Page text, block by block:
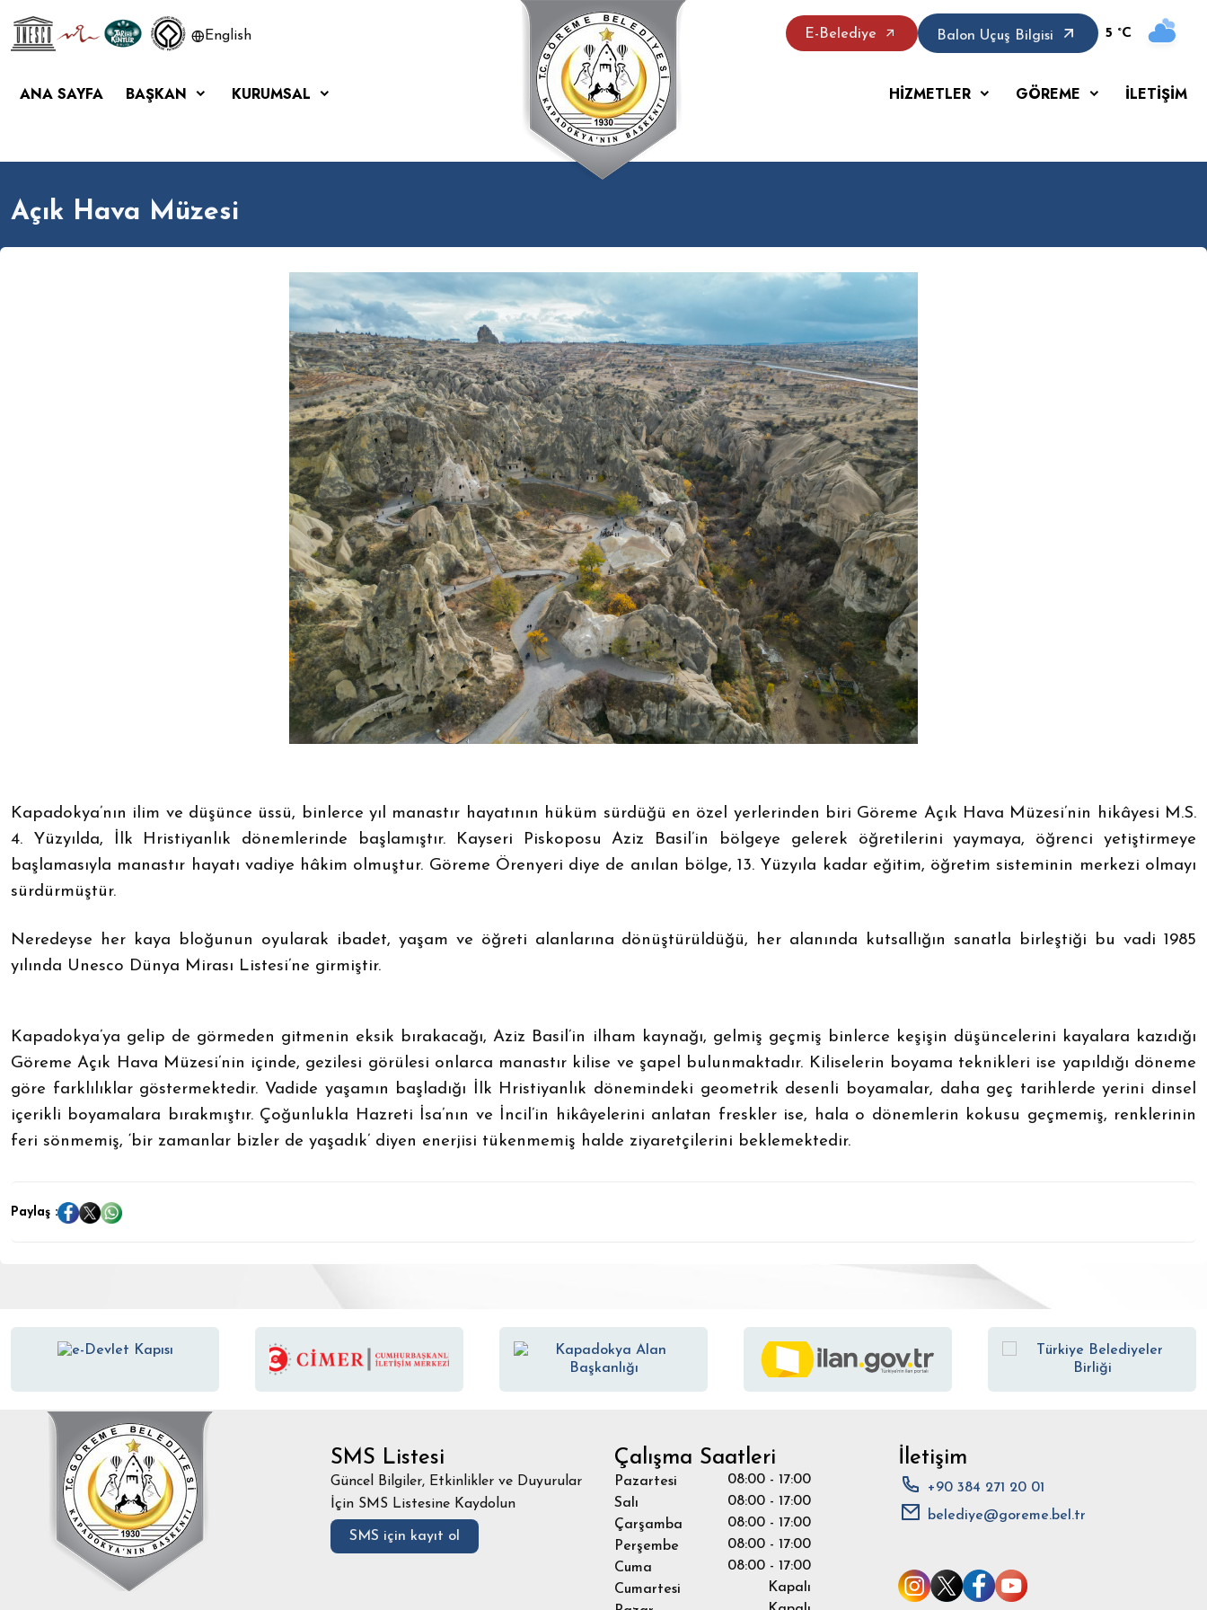
English E-Belediye Balon Uçuş Bilgisi 5 °C
ANA SAYFA BAŞKAN KURUMSAL HİZMETLER GÖREME İLETİŞİM
Açık Hava Müzesi
Kapadokya’nın ilim ve düşünce üssü, binlerce yıl manastır hayatının hüküm sürdüğü en özel yerlerinden biri Göreme Açık Hava Müzesi’nin hikâyesi M.S.
4. Yüzyılda, İlk Hristiyanlık dönemlerinde başlamıştır. Kayseri Piskoposu Aziz Basil’in bölgeye gelerek öğretilerini yaymaya, öğrenci yetiştirmeye
başlamasıyla manastır hayatı vadiye hâkim olmuştur. Göreme Örenyeri diye de anılan bölge, 13. Yüzyıla kadar eğitim, öğretim sisteminin merkezi olmayı
sürdürmüştür.
Neredeyse her kaya bloğunun oyularak ibadet, yaşam ve öğreti alanlarına dönüştürüldüğü, her alanında kutsallığın sanatla birleştiği bu vadi 1985
yılında Unesco Dünya Mirası Listesi’ne girmiştir.
Kapadokya’ya gelip de görmeden gitmenin eksik bırakacağı, Aziz Basil’in ilham kaynağı, gelmiş geçmiş binlerce keşişin düşüncelerini kayalara kazıdığı
Göreme Açık Hava Müzesi’nin içinde, gezilesi görülesi onlarca manastır kilise ve şapel bulunmaktadır. Kiliselerin boyama teknikleri ise yapıldığı döneme
göre farklılıklar göstermektedir. Vadide yaşamın başladığı İlk Hristiyanlık dönemindeki geometrik desenli boyamalar, daha geç tarihlerde yerini dinsel
içerikli boyamalara bırakmıştır. Çoğunlukla Hazreti İsa’nın ve İncil’in hikâyelerini anlatan freskler ise, hala o dönemlerin kokusu geçmemiş, renklerinin
feri sönmemiş, ‘bir zamanlar bizler de yaşadık’ diyen enerjisi tükenmemiş halde ziyaretçilerini beklemektedir.
Paylaş :
SMS Listesi
Güncel Bilgiler, Etkinlikler ve Duyurular
İçin SMS Listesine Kaydolun
SMS için kayıt ol
Çalışma Saatleri
Pazartesi
08:00 - 17:00
Salı
08:00 - 17:00
Çarşamba
08:00 - 17:00
Perşembe
08:00 - 17:00
Cuma
08:00 - 17:00
Cumartesi
Kapalı
İletişim
+90 384 271 20 01
belediye@goreme.bel.tr